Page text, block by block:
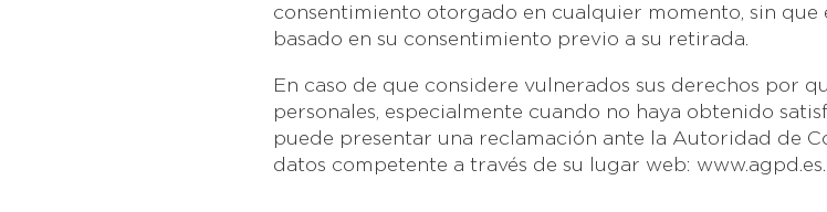
consentimiento otorgado en cualquier momento, sin
basado en su consentimiento previo a su retirada.
En caso de que considere vulnerados sus derechos por
personales, especialmente cuando no haya obtenido
puede presentar una reclamación ante la Autoridad de
datos competente a través de su lugar web: www.agpd.es.